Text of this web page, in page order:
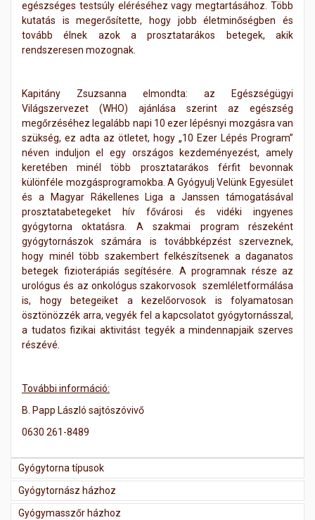
egészséges testsúly eléréséhez vagy megtartásához. Több
kutatás is megerősítette, hogy jobb életminőségben és
tovább élnek azok a prosztatarákos betegek, akik
rendszeresen mozognak.
Kapitány Zsuzsanna elmondta: az Egészségügyi
Világszervezet (WHO) ajánlása szerint az egészség
megőrzéséhez legalább napi 10 ezer lépésnyi mozgásra van
szükség, ez adta az ötletet, hogy „10 Ezer Lépés Program”
néven induljon el egy országos kezdeményezést, amely
keretében minél több prosztatarákos férfit bevonnak
különféle mozgásprogramokba. A Gyógyulj Velünk Egyesület
és a Magyar Rákellenes Liga a Janssen támogatásával
prosztatabetegeket hív fővárosi és vidéki ingyenes
gyógytorna oktatásra. A szakmai program részeként
gyógytornászok számára is továbbképzést szerveznek,
hogy minél több szakembert felkészítsenek a daganatos
betegek fizioterápiás segítésére. A programnak része az
urológus és az onkológus szakorvosok szemléletformálása
is, hogy betegeiket a kezelőorvosok is folyamatosan
ösztönözzék arra, vegyék fel a kapcsolatot gyógytornásszal,
a tudatos fizikai aktivitást tegyék a mindennapjaik szerves
részévé.
További információ:
B. Papp László sajtószóvivő
0630 261-8489
Gyógytorna típusok
Gyógytornász házhoz
Gyógymasszőr házhoz